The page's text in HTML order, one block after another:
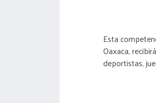
Esta
Oaxaca,
deportistas,